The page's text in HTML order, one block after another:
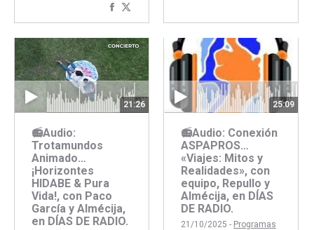
Compartir
con
Facebook
con
Twitter
21:26
📻Audio:
Trotamundos
Animado…
¡Horizontes
HIDABE & Pura
Vida!, con Paco
García y Almécija,
en DÍAS DE RADIO.
25:09
📻Audio: Conexión
ASPAPROS…
«Viajes: Mitos y
Realidades», con
equipo, Repullo y
Almécija, en DÍAS
DE RADIO.
21/10/2025 - Programas